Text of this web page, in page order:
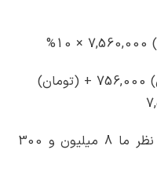
(تومان) 8,316,000 = (تومان) 756,000 + (تومان)
پس قیمت کل کمد دیواری مورد نظر ما 8 میلیون و 300